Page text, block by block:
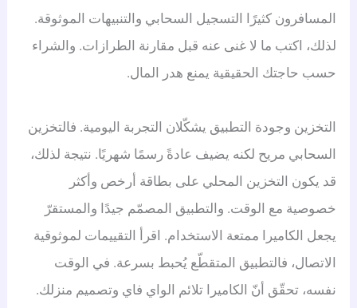
المسافرون كثيرًا التسجيل السحابي والتنبيهات الموثوقة.
لذلك، اكتب ما لا غنى عنه قبل مقارنة الطرازات. والشراء
حسب حاجتك الحقيقية يمنع هدر المال.
التخزين وجودة التطبيق يشكّلان التجربة اليومية. فالتخزين
السحابي مريح لكنه يضيف عادةً رسمًا شهريًا. نتيجة لذلك،
قد يكون التخزين المحلي على بطاقة أرخص وأكثر
خصوصية مع الوقت. والتطبيق المصمّم جيدًا والمستقرّ
يجعل الكاميرا ممتعة الاستخدام. اقرأ التقييمات لموثوقية
الاتصال، فالتطبيق المتقطّع يُحبط بسرعة. في الوقت
نفسه، تحقّق أنّ الكاميرا تلائم الواي فاي وتصميم منزلك.